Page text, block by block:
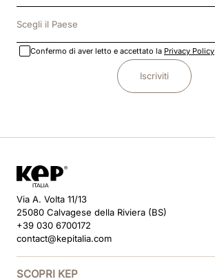
Scegli il Paese
Confermo di aver letto e accettato la Privacy Policy
Iscriviti
Via A. Volta 11/13
25080 Calvagese della Riviera (BS)
+39 030 6700172
contact@kepitalia.com
SCOPRI KEP